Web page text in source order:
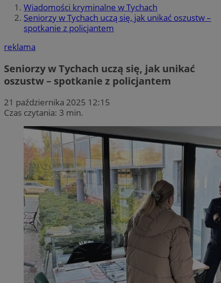
Wiadomości kryminalne w Tychach
Seniorzy w Tychach uczą się, jak unikać oszustw –
spotkanie z policjantem
reklama
Seniorzy w Tychach uczą się, jak unikać
oszustw – spotkanie z policjantem
21 października 2025 12:15
Czas czytania: 3 min.